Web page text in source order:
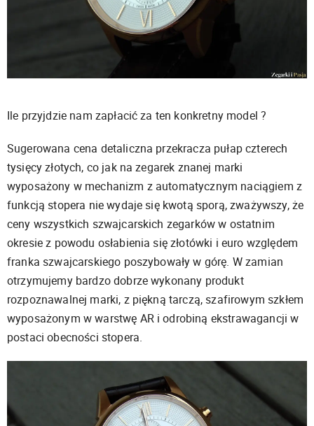
Ile przyjdzie nam zapłacić za ten konkretny model ?
Sugerowana cena detaliczna przekracza pułap czterech
tysięcy złotych, co jak na zegarek znanej marki
wyposażony w mechanizm z automatycznym naciągiem z
funkcją stopera nie wydaje się kwotą sporą, zważywszy, że
ceny wszystkich szwajcarskich zegarków w ostatnim
okresie z powodu osłabienia się złotówki i euro względem
franka szwajcarskiego poszybowały w górę. W zamian
otrzymujemy bardzo dobrze wykonany produkt
rozpoznawalnej marki, z piękną tarczą, szafirowym szkłem
wyposażonym w warstwę AR i odrobiną ekstrawagancji w
postaci obecności stopera.